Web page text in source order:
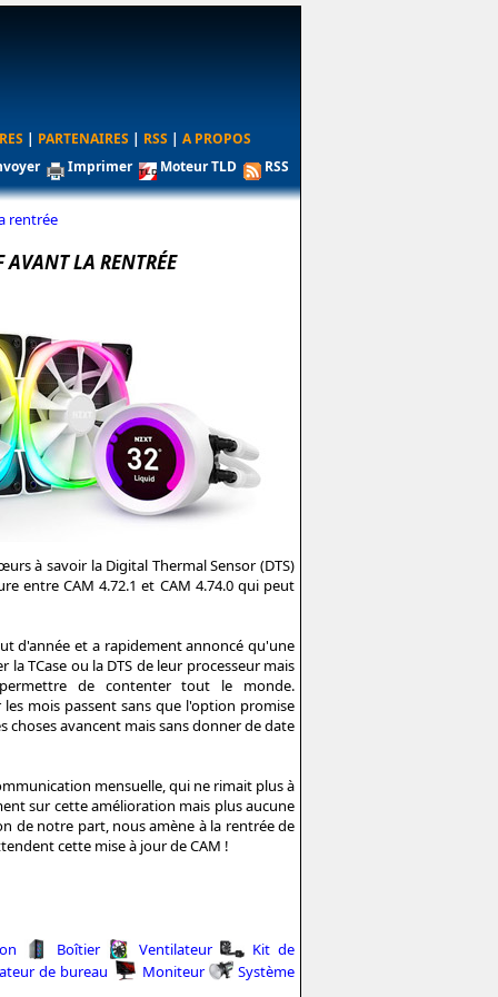
| PARTENAIRES | RSS | A PROPOS
Imprimer Moteur TLD RSS
rentrée
LA RENTRÉE
à savoir la Digital Thermal Sensor (DTS)
entre CAM 4.72.1 et CAM 4.74.0 qui peut
d'année et a rapidement annoncé qu'une
TCase ou la DTS de leur processeur mais
de contenter tout le monde.
mois passent sans que l'option promise
avancent mais sans donner de date
mensuelle, qui ne rimait plus à
sur cette amélioration mais plus aucune
de notre part, nous amène à la rentrée de
cette mise à jour de CAM !
Boîtier Ventilateur
Kit de
de bureau Moniteur
Système